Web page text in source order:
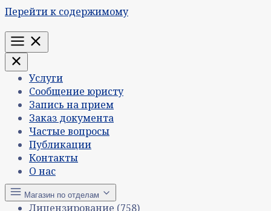
Перейти к содержимому
Меню
Услуги
Сообщение юристу
Запись на прием
Заказ документа
Частые вопросы
Публикации
Контакты
О нас
Магазин по отделам
Лицензирование (758)